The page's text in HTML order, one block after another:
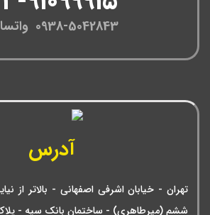
0938-5042843 واتساپ
آدرس
تهران - خیابان اشرفی اصفهانی - بالاتر
ششم (میرطاهری) - ساختمان بانک سپه - پلاک 16 -